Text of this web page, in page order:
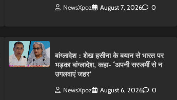
NewsXpoz August 7, 2026 0
बांग्लादेश : शेख हसीना के बयान से भारत पर
भड़का बांग्लादेश, कहा- ‘अपनी सरजमीं से न
उगलवाएं जहर’
NewsXpoz August 6, 2026 0